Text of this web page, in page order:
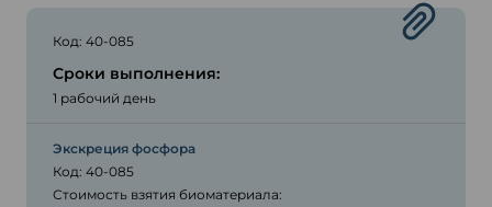
Код: 40-085
Сроки выполнения:
1 рабочий день
Экскреция фосфора
Код: 40-085
Стоимость взятия биоматериала: